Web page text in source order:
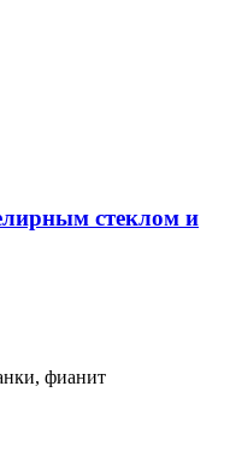
стеклом и
фианит